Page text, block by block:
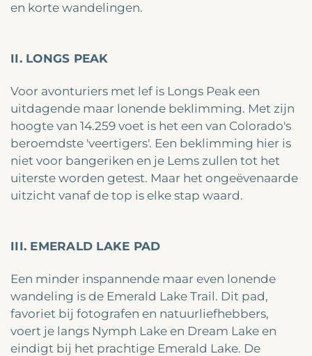
en korte wandelingen.
II. LONGS PEAK
Voor avonturiers met lef is Longs Peak een
uitdagende maar lonende beklimming. Met zijn
hoogte van 14.259 voet is het een van Colorado's
beroemdste 'veertigers'. Een beklimming hier is
niet voor bangeriken en je Lems zullen tot het
uiterste worden getest. Maar het ongeëvenaarde
uitzicht vanaf de top is elke stap waard.
III. EMERALD LAKE PAD
Een minder inspannende maar even lonende
wandeling is de Emerald Lake Trail. Dit pad,
favoriet bij fotografen en natuurliefhebbers,
voert je langs Nymph Lake en Dream Lake en
eindigt bij het prachtige Emerald Lake. De